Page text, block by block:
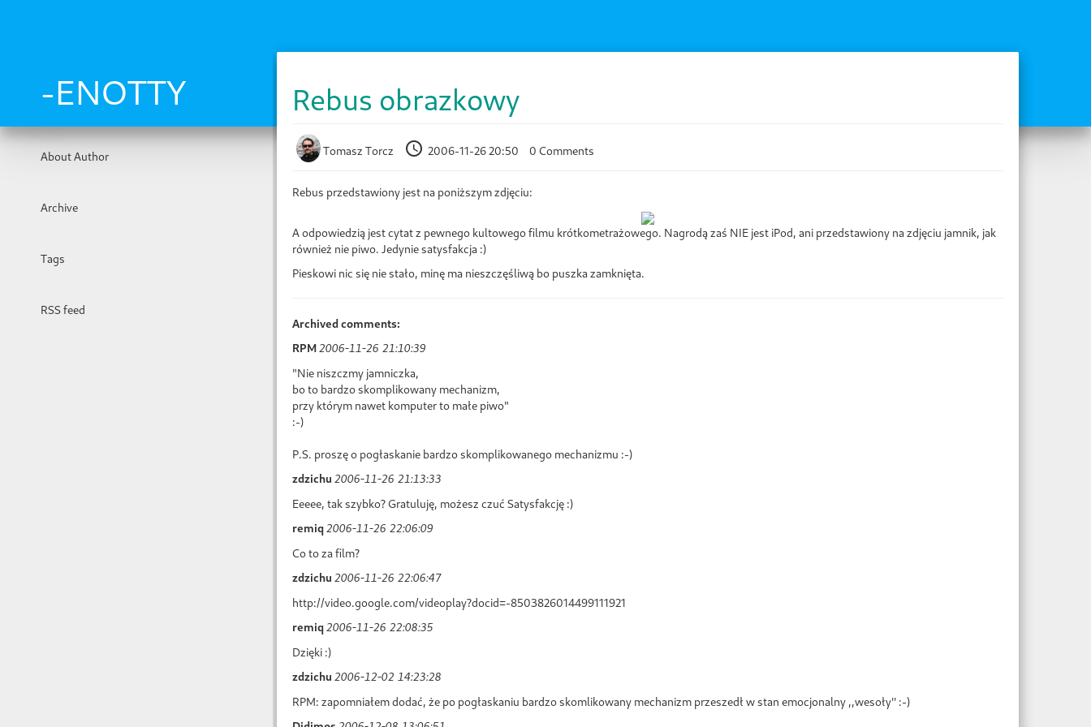
-ENOTTY
About Author
Archive
Tags
RSS feed
Rebus obrazkowy
Tomasz Torcz 2006-11-26 20:50 0 Comments
Rebus przedstawiony jest na poniższym zdjęciu:
A odpowiedzią jest cytat z pewnego kultowego filmu krótkometrażowego. Nagrodą zaś NIE jest iPod, ani przedstawiony na zdjęciu jamnik, jak
również nie piwo. Jedynie satysfakcja :)
Pieskowi nic się nie stało, minę ma nieszczęśliwą bo puszka zamknięta.
Archived comments:
RPM2006-11-26 21:10:39
"Nie niszczmy jamniczka,
bo to bardzo skomplikowany mechanizm,
przy którym nawet komputer to małe piwo"
:-)
P.S. proszę o pogłaskanie bardzo skomplikowanego mechanizmu :-)
zdzichu 2006-11-26 21:13:33
Eeeee, tak szybko? Gratuluję, możesz czuć Satysfakcję :)
remiq2006-11-26 22:06:09
Co to za film?
zdzichu 2006-11-26 22:06:47
http://video.google.com/videoplay?docid=-8503826014499111921
remiq2006-11-26 22:08:35
Dzięki :)
zdzichu 2006-12-02 14:23:28
RPM: zapomniałem dodać, że po pogłaskaniu bardzo skomlikowany mechanizm przeszedł w stan emocjonalny ,,wesoły'' :-)